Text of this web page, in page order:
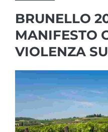
BRUNELLO
MANIFESTO
VIOLENZA